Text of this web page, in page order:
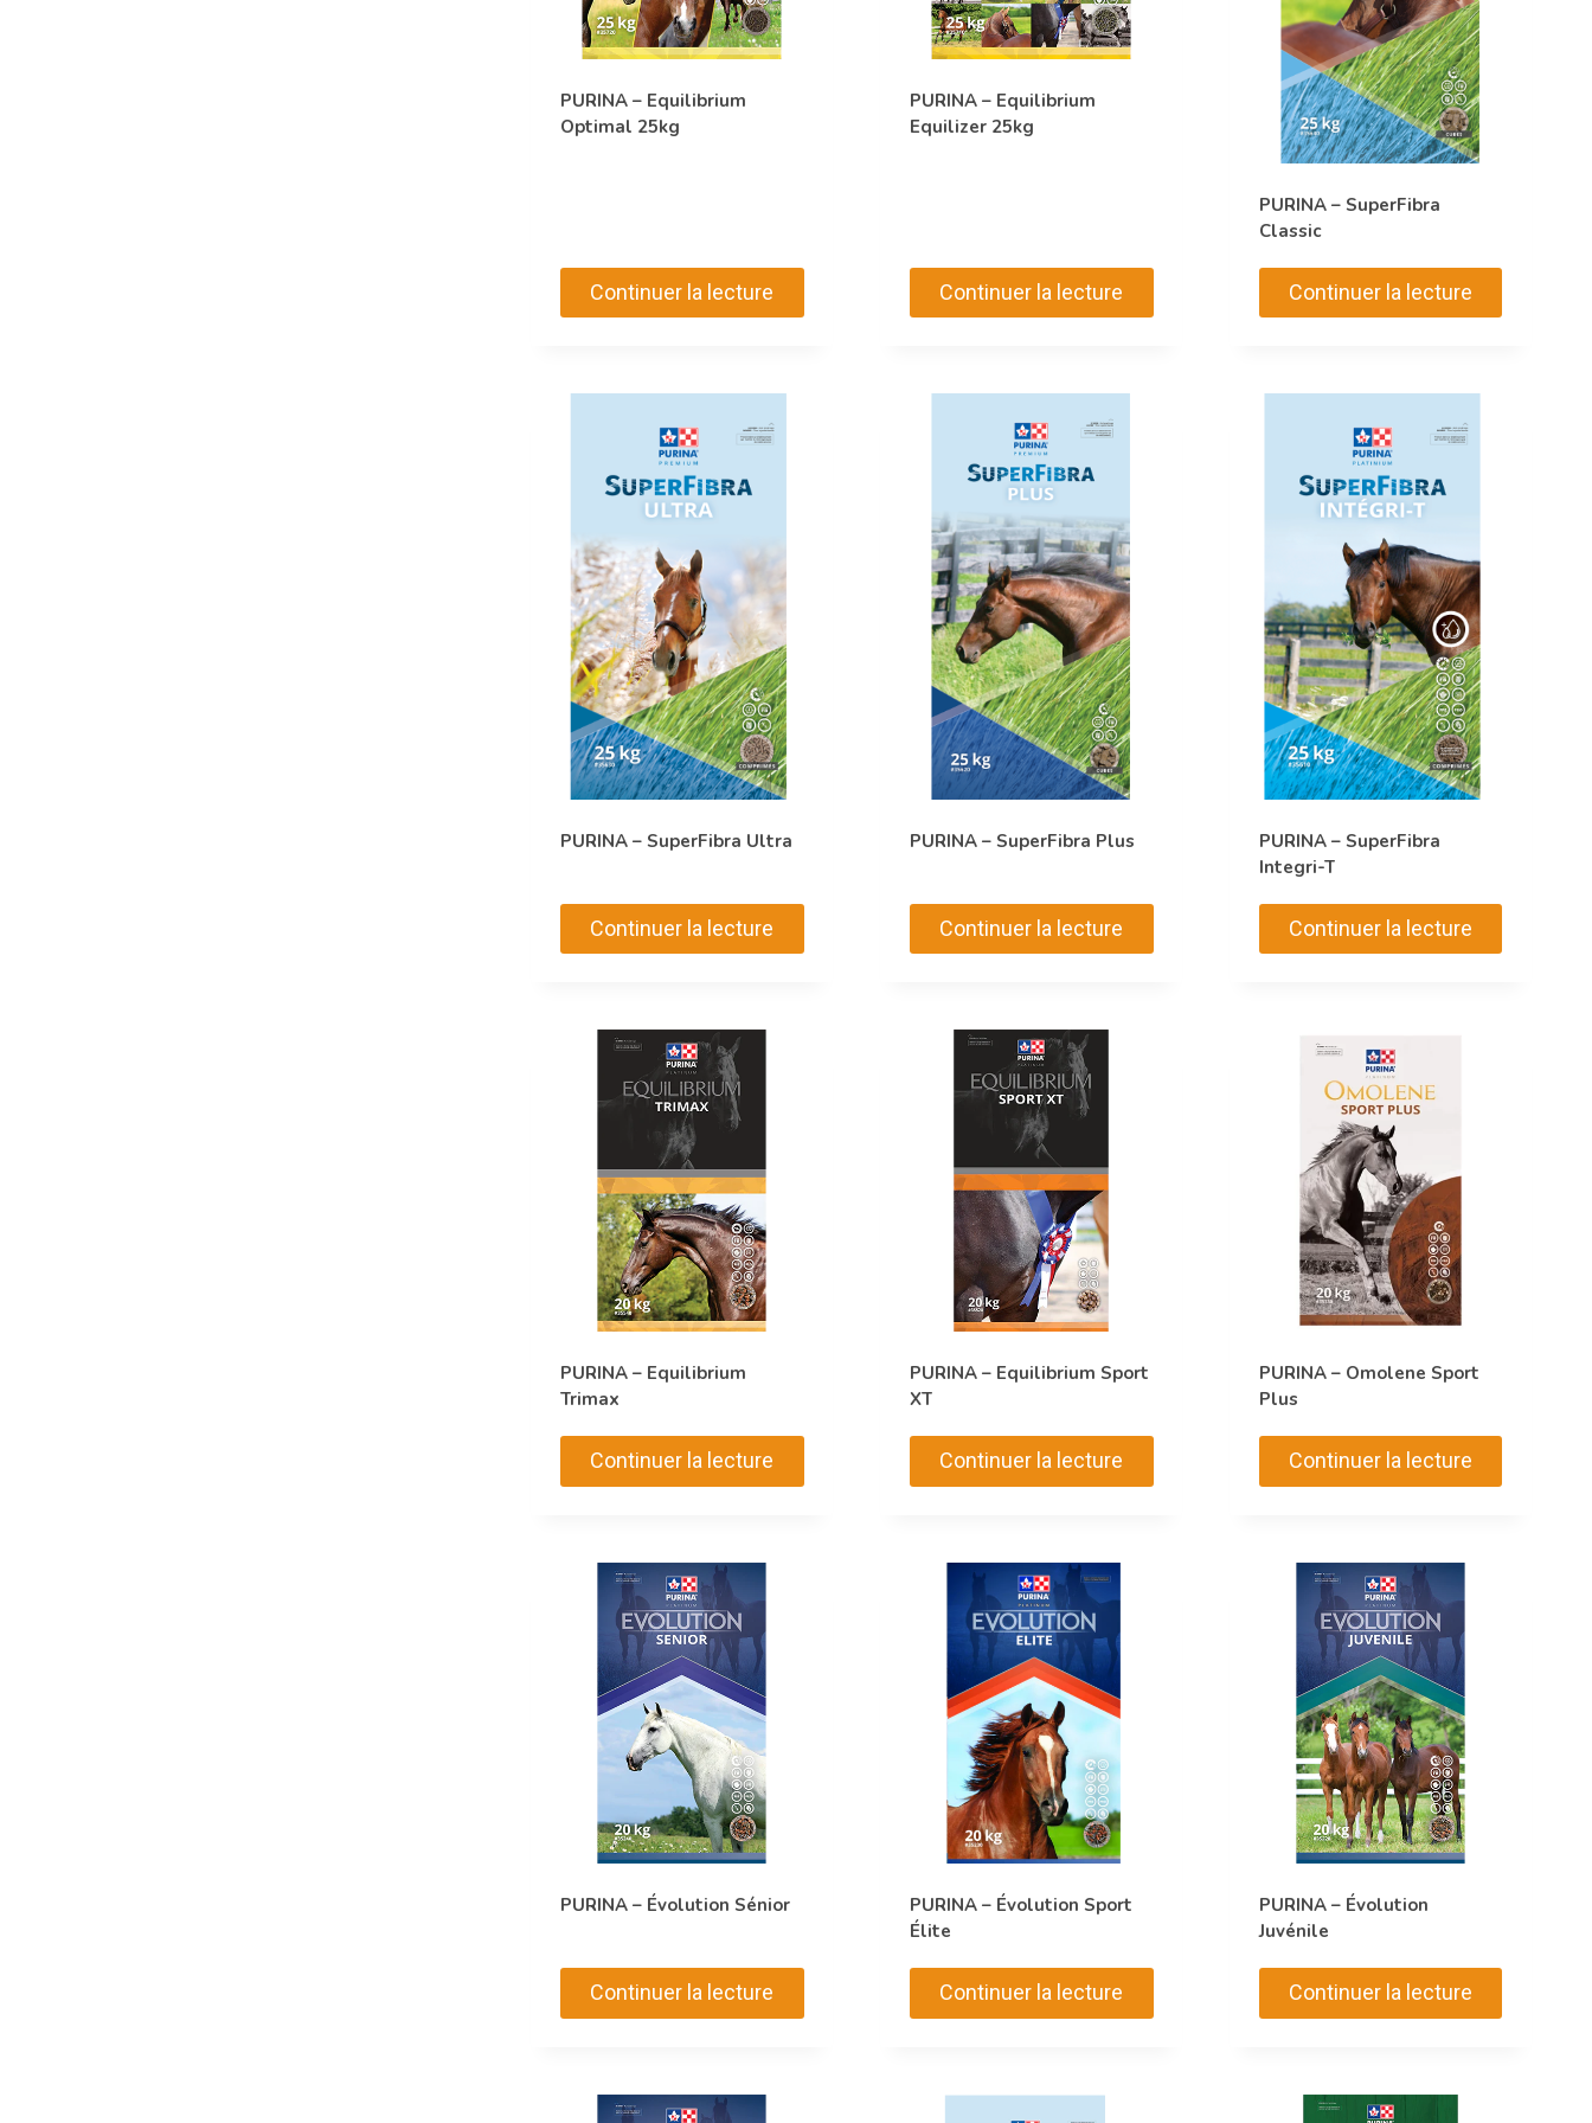
PURINA – Equilibrium
Optimal 25kg
Continuer la lecture
PURINA – Equilibrium
Equilizer 25kg
Continuer la lecture
PURINA – SuperFibra
Classic
Continuer la lecture
PURINA – SuperFibra Ultra
Continuer la lecture
PURINA – SuperFibra Plus
Continuer la lecture
PURINA – SuperFibra
Integri-T
Continuer la lecture
PURINA – Equilibrium
Trimax
Continuer la lecture
PURINA – Equilibrium Sport
XT
Continuer la lecture
PURINA – Omolene Sport
Plus
Continuer la lecture
PURINA – Évolution Sénior
Continuer la lecture
PURINA – Évolution Sport
Élite
Continuer la lecture
PURINA – Évolution
Juvénile
Continuer la lecture